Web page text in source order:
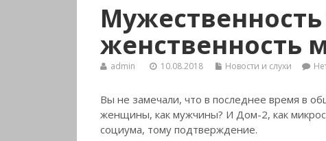
женственность
admin 10.08.2018 Новости и слухи
Вы не замечали, что в последнее время в
женщины, как мужчины? И Дом-2, как
социума, тому подтверждение.